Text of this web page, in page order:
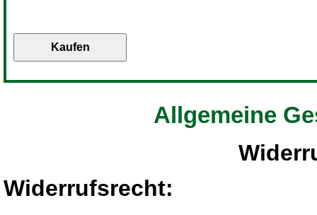
Allgemeine
Widerrufsrecht: